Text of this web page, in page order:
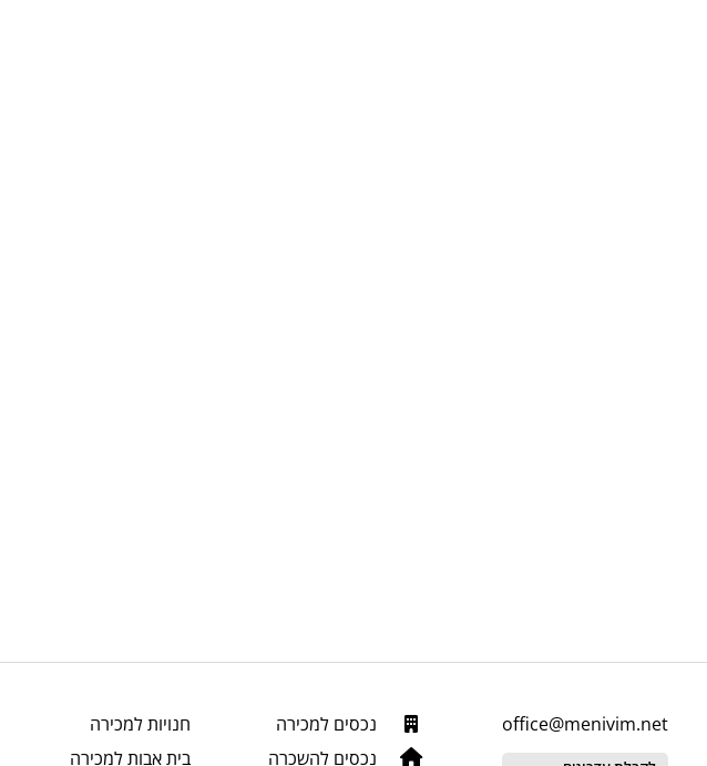
office@menivim.net
נכסים למכירה
נכסים להשכרה
חנויותלמכירה
בית אבותלמכירה